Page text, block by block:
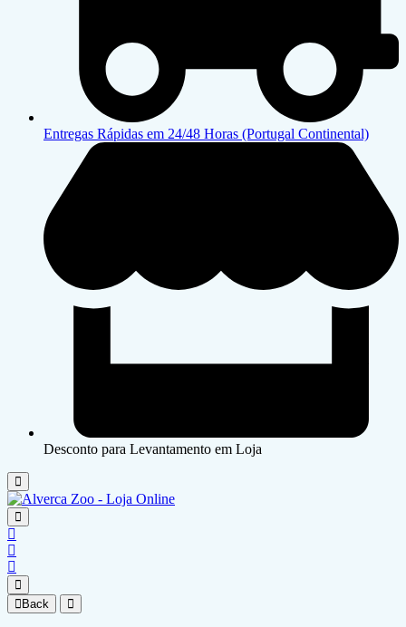
Entregas Rápidas em 24/48 Horas (Portugal Continental)
Desconto para Levantamento em Loja
Back